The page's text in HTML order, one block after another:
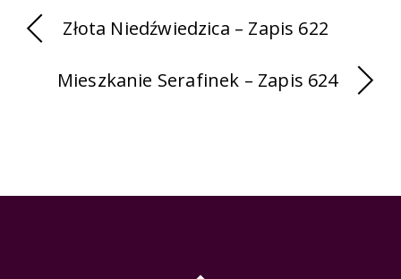
Złota Niedźwiedzica – Zapis 622
Mieszkanie Serafinek – Zapis 624